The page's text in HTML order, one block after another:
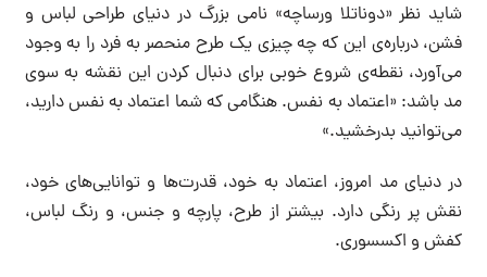
شاید نظر «دوناتلا ورساچه» نامی بزرگ در دنیای طراحی لباس و
فشن، درباره‌ی این که چه چیزی یک طرح منحصر به فرد را به وجود
می‌آورد، نقطه‌ی شروع خوبی برای دنبال کردن این نقشه به سوی
مد باشد: «اعتماد به نفس. هنگامی که شما اعتماد به نفس دارید،
می‌توانید بدرخشید.»
در دنیای مد امروز، اعتماد به خود، قدرت‌ها و توانایی‌های خود،
نقش پر رنگی دارد. بیشتر از طرح، پارچه و جنس، و رنگ لباس،
کفش و اکسسوری.